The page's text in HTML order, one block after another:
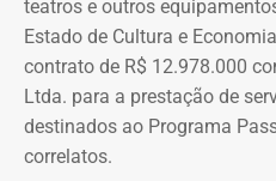
Viagens
acadêmico
Apenas no exercício de
Victor Travancas dispararam
elaborar uma tabela
compartilham telefones,
administradores, contas de
pagamento ou gerenciadores
teatros e outros
Estado de Cultura e
contrato de R$ 12.978.000
Ltda. para a prestação de
destinados ao Programa
correlatos.